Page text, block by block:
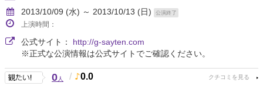
2013/10/09 (水) ～ 2013/10/13 (日)
公演終了
上演時間：
公式サイト： http://g-sayten.com
※正式な公演情報は公式サイトでご確認ください。
0人 / 0.0